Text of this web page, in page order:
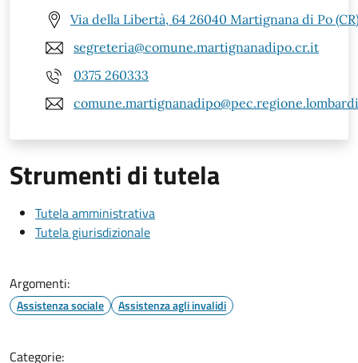
Via della Libertà, 64 26040 Martignana di Po
segreteria@comune.martignanadipo.cr.it
0375 260333
Strumenti di tutela
Tutela amministrativa
Tutela giurisdizionale
Argomenti:
Assistenza sociale Assistenza agli invalidi
Categorie: